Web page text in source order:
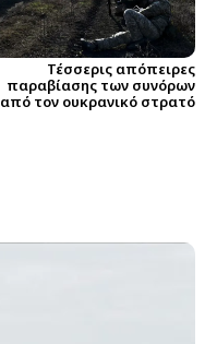
Τέσσερις απόπειρες
παραβίασης των συνόρων
από τον ουκρανικό στρατό